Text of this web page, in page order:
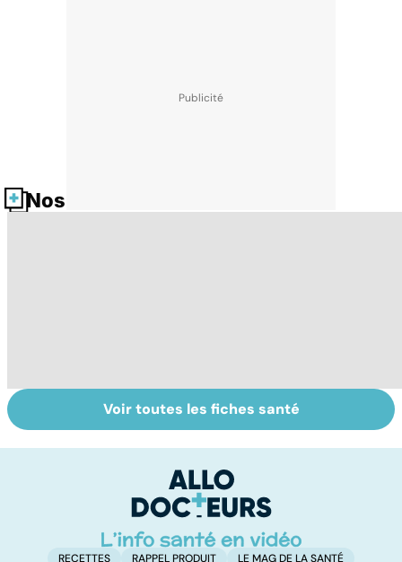
Nos fiches santé
Tout savoir sur
les infections
Inflammation des
amygdales : que
d'angine ?
Voir toutes les fiches santé
RECETTES RAPPEL PRODUIT LE MAG DE LA SANTÉ